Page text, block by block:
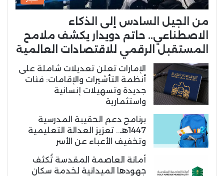
من الجيل السادس إلى الذكاء
الاصطناعي.. حاتم دويدار يكشف ملامح
المستقبل الرقمي للاقتصادات العالمية
الإمارات تعلن تعديلات شاملة على
أنظمة التأشيرات والإقامات: فئات
جديدة وتسهيلات إنسانية
واستثمارية
برنامج دعم الحقيبة المدرسية
1447هـ.. تعزيز العدالة التعليمية
وتخفيف الأعباء عن الأسر
أمانة العاصمة المقدسة تُكثف
جهودها الميدانية لخدمة سكان